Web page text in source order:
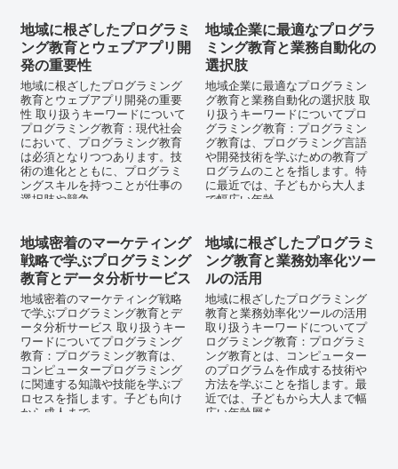
地域に根ざしたプログラミ
ング教育とウェブアプリ開
発の重要性
地域に根ざしたプログラミング
教育とウェブアプリ開発の重要
性 取り扱うキーワードについて
プログラミング教育：現代社会
において、プログラミング教育
は必須となりつつあります。技
術の進化とともに、プログラミ
ングスキルを持つことが仕事の
選択肢や競争...
地域企業に最適なプログラ
ミング教育と業務自動化の
選択肢
地域企業に最適なプログラミン
グ教育と業務自動化の選択肢 取
り扱うキーワードについてプロ
グラミング教育：プログラミン
グ教育は、プログラミング言語
や開発技術を学ぶための教育プ
ログラムのことを指します。特
に最近では、子どもから大人ま
で幅広い年齢...
地域密着のマーケティング
戦略で学ぶプログラミング
教育とデータ分析サービス
地域密着のマーケティング戦略
で学ぶプログラミング教育とデ
ータ分析サービス 取り扱うキー
ワードについてプログラミング
教育：プログラミング教育は、
コンピュータープログラミング
に関連する知識や技能を学ぶプ
ロセスを指します。子ども向け
から成人まで...
地域に根ざしたプログラミ
ング教育と業務効率化ツー
ルの活用
地域に根ざしたプログラミング
教育と業務効率化ツールの活用
取り扱うキーワードについてプ
ログラミング教育：プログラミ
ング教育とは、コンピューター
のプログラムを作成する技術や
方法を学ぶことを指します。最
近では、子どもから大人まで幅
広い年齢層を...